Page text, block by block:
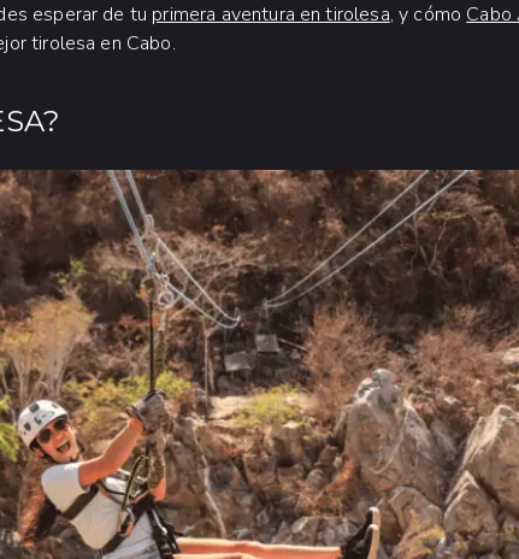
esperar de tu primera aventura en tirolesa, y cómo Cabo
tirolesa en Cabo.